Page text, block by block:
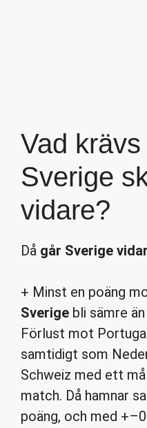
Vad
Sverige
vidare?
Då går Sverige
+ Minst en poäng
Sverige bli sämre
Förlust mot
samtidigt som
Schweiz med ett
match. Då hamnar
poäng, och med